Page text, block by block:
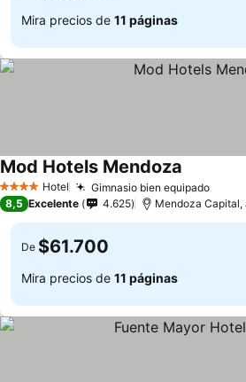
Mira precios de 11 páginas
4 EstrellasHotel Gimnasio bien equipado
Mod Hotels Mendoza
8,5 Excelente 4.625 Mendoza Capital,
De $61.700
Mira precios de 11 páginas